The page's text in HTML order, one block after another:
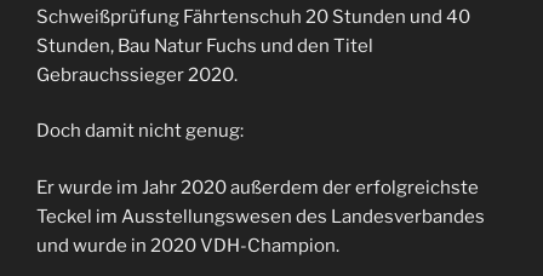
Schweißprüfung Fährtenschuh 20 Stunden und 40
Stunden, Bau Natur Fuchs und den Titel
Gebrauchssieger 2020.
Doch damit nicht genug:
Er wurde im Jahr 2020 außerdem der erfolgreichste
Teckel im Ausstellungswesen des Landesverbandes
und wurde in 2020 VDH-Champion.